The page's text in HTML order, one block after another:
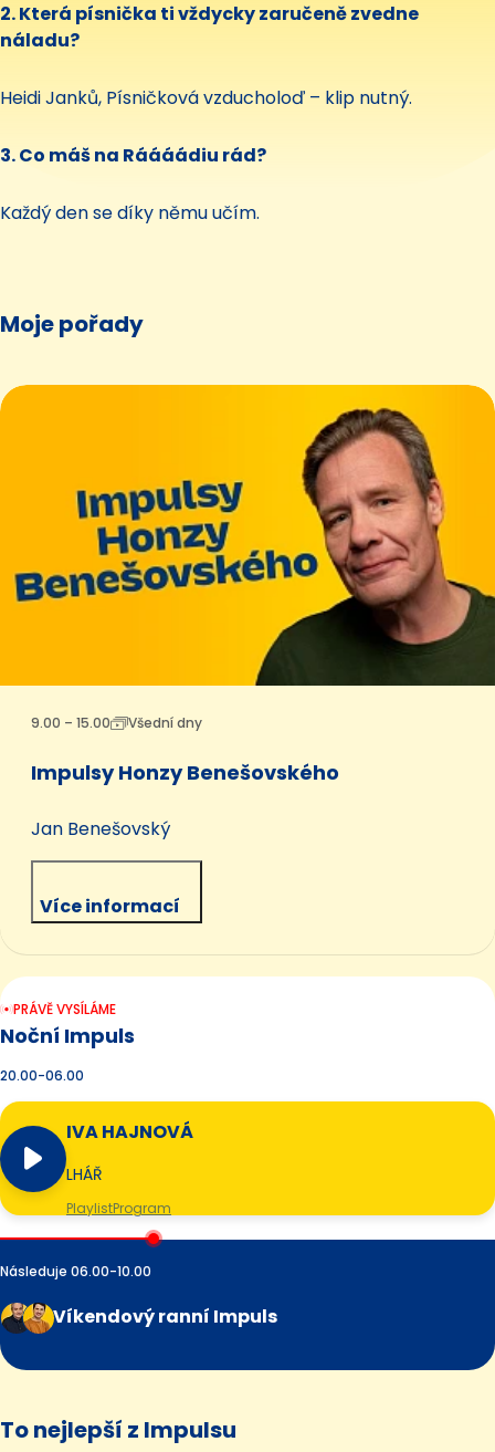
2. Která písnička ti vždycky zaručeně zvedne
náladu?
Heidi Janků, Písničková vzducholoď – klip nutný.
3. Co máš na Ráááádiu rád?
Každý den se díky němu učím.
Moje pořady
9.00 – 15.00 Všední dny
Impulsy Honzy Benešovského
Jan Benešovský
Více informací
PRÁVĚ VYSÍLÁME
Noční Impuls
20.00-06.00
IVA HAJNOVÁ
LHÁŘ
PlaylistProgram
Následuje 06.00-10.00
Víkendový ranní Impuls
To nejlepší z Impulsu